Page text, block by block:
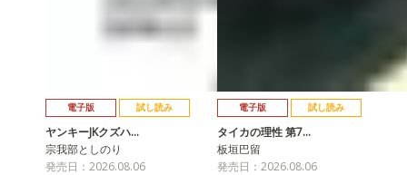
電子版 試し読み
ヤンキーJKクズハ…
宗我部としのり
発売日：2026.08.06
電子版 試し読み
タイカの理性 第7…
板垣巴留
発売日：2026.08.06